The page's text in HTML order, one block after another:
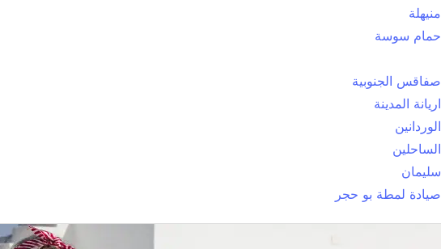
منيهلة
حمام سوسة
صفاقس الجنوبية
اريانة المدينة
الوردانين
الساحلين
سليمان
صيادة لمطة بو حجر